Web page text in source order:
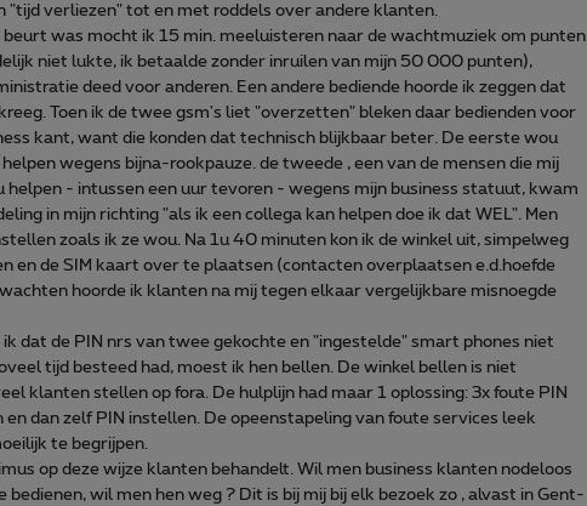
"tijd verliezen" tot en met roddels over andere klanten.
beurt was mocht ik 15 min. meeluisteren naar de wachtmuziek om punten
niet lukte, ik betaalde zonder inruilen van mijn 50 000 punten),
deed voor anderen. Een andere bediende hoorde ik zeggen dat
Toen ik de twee gsm's liet "overzetten" bleken daar bedienden voor
kant, want die konden dat technisch blijkbaar beter. De eerste wou
wegens bijna-rookpauze. de tweede , een van de mensen die mij
helpen - intussen een uur tevoren - wegens mijn business statuut, kwam
in mijn richting "als ik een collega kan helpen doe ik dat WEL". Men
zoals ik ze wou. Na 1u 40 minuten kon ik de winkel uit, simpelweg
en de SIM kaart over te plaatsen (contacten overplaatsen e.d.hoefde
hoorde ik klanten na mij tegen elkaar vergelijkbare misnoegde
dat de PIN nrs van twee gekochte en "ingestelde" smart phones niet
tijd besteed had, moest ik hen bellen. De winkel bellen is niet
klanten stellen op fora. De hulplijn had maar 1 oplossing: 3x foute PIN
en dan zelf PIN instellen. De opeenstapeling van foute services leek
te begrijpen.
op deze wijze klanten behandelt. Wil men business klanten nodeloos
bedienen, wil men hen weg ? Dit is bij mij bij elk bezoek zo , alvast in Gent-